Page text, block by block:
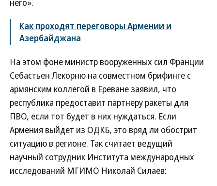
него».
Как проходят переговоры Армении и
Азербайджана
На этом фоне министр вооруженных сил Франции
Себастьен Лекорню на совместном брифинге с
армянским коллегой в Ереване заявил, что
республика предоставит партнеру ракеты для
ПВО, если тот будет в них нуждаться. Если
Армения выйдет из ОДКБ, это вряд ли обострит
ситуацию в регионе. Так считает ведущий
научный сотрудник Института международных
исследований МГИМО Николай Силаев: